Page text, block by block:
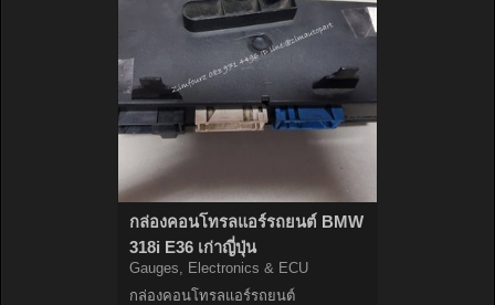
กล่องคอนโทรลแอร์รถยนต์ BMW
318i E36 เก่าญี่ปุ่น
Gauges, Electronics & ECU
กล่องคอนโทรลแอร์รถยนต์